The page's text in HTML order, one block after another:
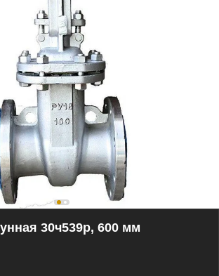
30ч539р, 600 мм